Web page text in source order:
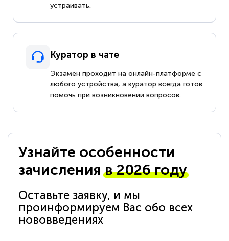
устраивать.
Куратор в чате
Экзамен проходит на онлайн-платформе с
любого устройства, а куратор всегда готов
помочь при возникновении вопросов.
Узнайте особенности
зачисленияв 2026 году
Оставьте заявку, и мы
проинформируем Вас обо всех
нововведениях